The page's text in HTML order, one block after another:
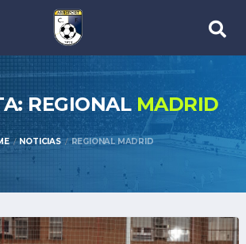
REGIONAL MADRID
NOTICIAS REGIONAL MADRID